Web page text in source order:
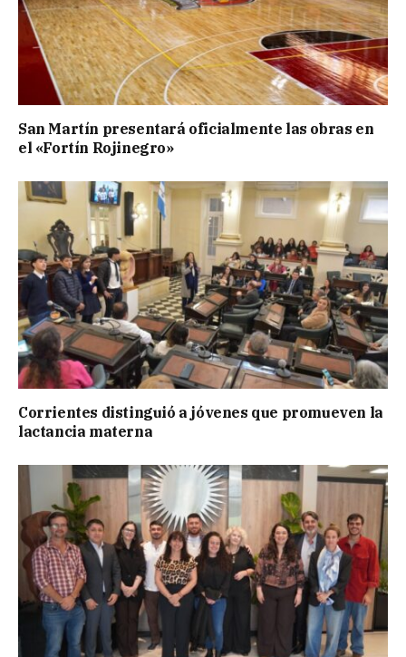
San Martín presentará oficialmente las obras en
el «Fortín Rojinegro»
Corrientes distinguió a jóvenes que promueven la
lactancia materna